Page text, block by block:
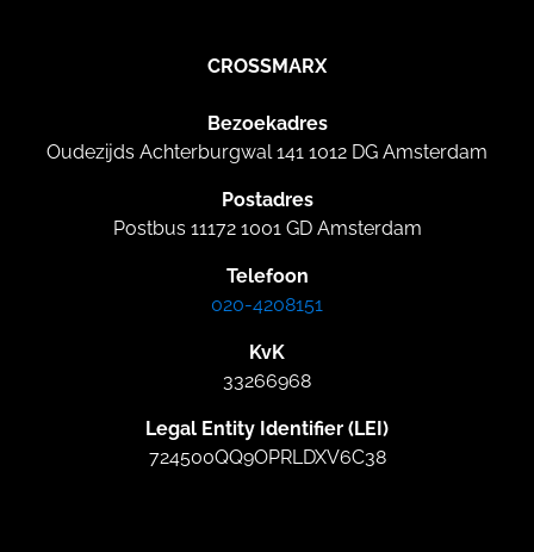
CROSSMARX
Bezoekadres
Oudezijds Achterburgwal 141 1012 DG Amsterdam
Postadres
Postbus 11172 1001 GD Amsterdam
Telefoon
020-4208151
KvK
33266968
Legal Entity Identifier (LEI)
724500QQ9OPRLDXV6C38